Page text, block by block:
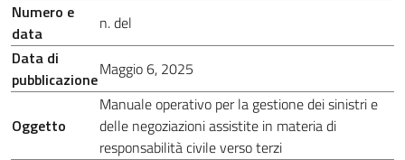
Numero e
data
n. del
Data di
pubblicazioneMaggio 6, 2025
Oggetto
Manuale operativo per la gestione dei sinistri e
delle negoziazioni assistite in materia di
responsabilità civile verso terzi